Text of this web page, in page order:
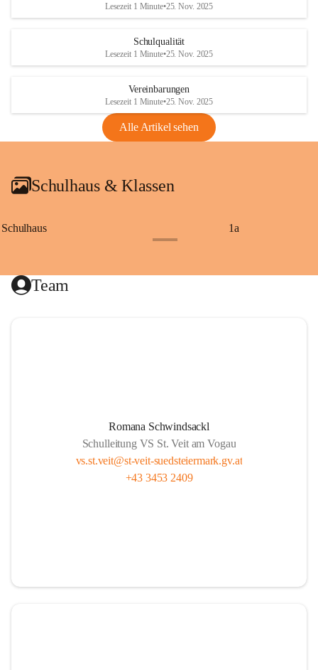
Lesezeit 1 Minute•25. Nov. 2025
Schulqualität
Lesezeit 1 Minute•25. Nov. 2025
Vereinbarungen
Lesezeit 1 Minute•25. Nov. 2025
Alle Artikel sehen
Schulhaus & Klassen
Schulhaus 1a
Team
Romana Schwindsackl
Schulleitung VS St. Veit am Vogau
vs.st.veit@st-veit-suedsteiermark.gv.at
+43 3453 2409